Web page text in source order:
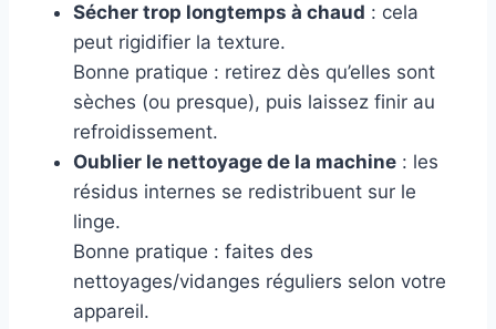
Sécher trop longtemps à chaud : cela
peut rigidifier la texture.
Bonne pratique : retirez dès qu’elles sont
sèches (ou presque), puis laissez finir au
refroidissement.
Oublier le nettoyage de la machine : les
résidus internes se redistribuent sur le
linge.
Bonne pratique : faites des
nettoyages/vidanges réguliers selon votre
appareil.